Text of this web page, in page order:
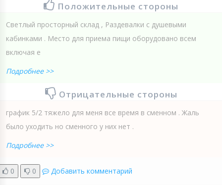
Положительные стороны
Светлый просторный склад , Раздевалки с душевыми
кабинками . Место для приема пищи оборудовано всем
включая е
Подробнее >>
Отрицательные стороны
график 5/2 тяжело для меня все время в сменном . Жаль
было уходить но сменного у них нет .
Подробнее >>
0 0 Добавить комментарий